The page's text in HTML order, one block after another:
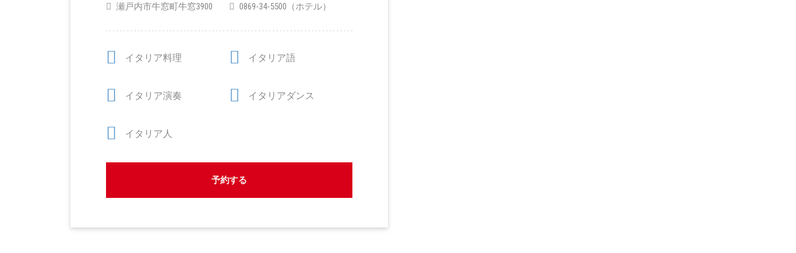
瀬戸内市牛窓町牛窓3900 0869-34-5500（ホテル）
イタリア料理 イタリア語
イタリア演奏 イタリアダンス
イタリア人
予約する